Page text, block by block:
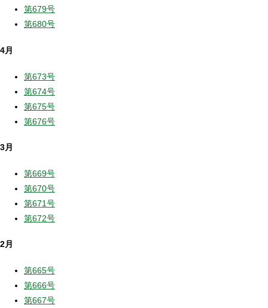
第679号
第680号
4月
第673号
第674号
第675号
第676号
3月
第669号
第670号
第671号
第672号
2月
第665号
第666号
第667号